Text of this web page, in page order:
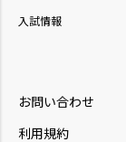
お問い合わせ
利用規約
入試情報